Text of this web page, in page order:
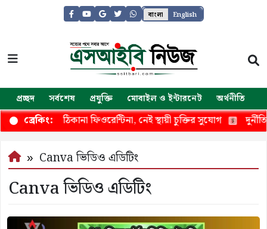
বাংলা English
প্রচ্ছদ সর্বশেষ প্রযুক্তি মোবাইল ও ইন্টারনেট অর্থনীতি
ব্রেকিং:
নতুন ঠিকানা ফিওরেন্টিনা, নেই স্থায়ী চুক্তির সুযোগ
Canva ভিডিও এডিটিং
Canva ভিডিও এডিটিং